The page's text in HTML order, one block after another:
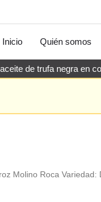
Inicio Quién somos
de trufa negra en
Molino Roca Variedad: